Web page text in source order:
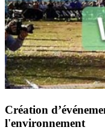
Création
l'environnement